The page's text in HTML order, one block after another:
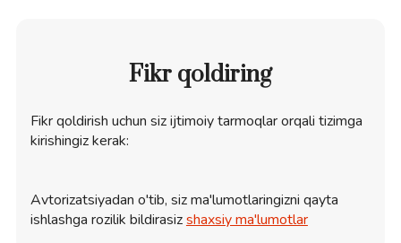
Fikr qoldiring
Fikr qoldirish uchun siz ijtimoiy tarmoqlar orqali tizimga
kirishingiz kerak:
Avtorizatsiyadan o'tib, siz ma'lumotlaringizni qayta
ishlashga rozilik bildirasizshaxsiy ma'lumotlar